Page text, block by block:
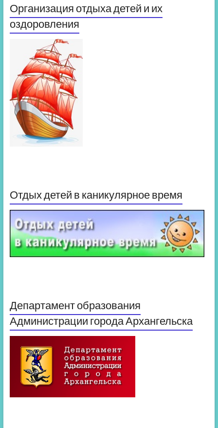
Организация отдыха детей и их
оздоровления
Отдых детей в каникулярное время
Департамент образования
Администрации города Архангельска